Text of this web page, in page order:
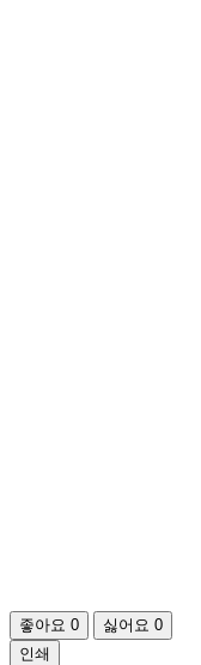
좋아요 0 싫어요 0
인쇄